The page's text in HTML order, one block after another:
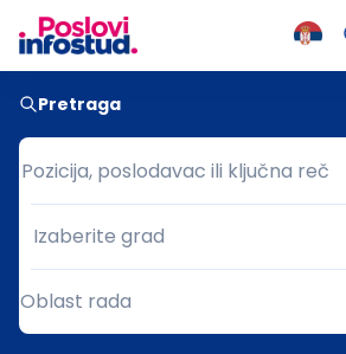
Pretraga
Pozicija, poslodavac ili ključna reč
Pozicija, poslodavac ili ključna reč
Grad
Izaberite grad
Oblast rada